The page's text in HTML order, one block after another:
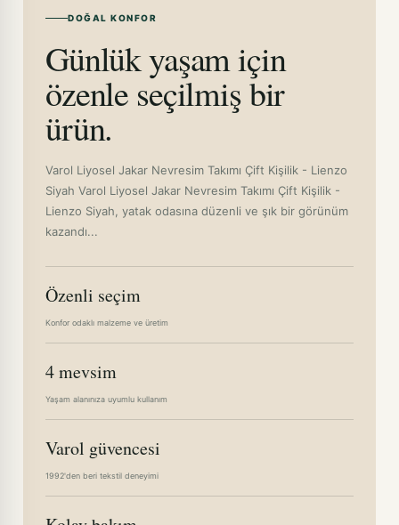
DOĞAL KONFOR
Günlük yaşam için
özenle seçilmiş bir
ürün.
Varol Liyosel Jakar Nevresim Takımı Çift Kişilik - Lienzo
Siyah Varol Liyosel Jakar Nevresim Takımı Çift Kişilik -
Lienzo Siyah, yatak odasına düzenli ve şık bir görünüm
kazandı...
Özenli seçim
Konfor odaklı malzeme ve üretim
4 mevsim
Yaşam alanınıza uyumlu kullanım
Varol güvencesi
1992'den beri tekstil deneyimi